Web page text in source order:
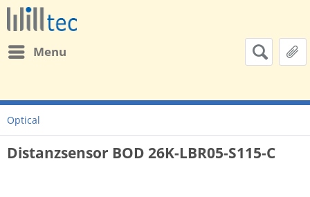
Menu
Optical
Distanzsensor BOD 26K-LBR05-S115-C